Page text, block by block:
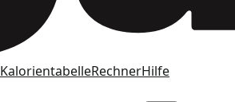
KalorientabelleRechnerHilfe